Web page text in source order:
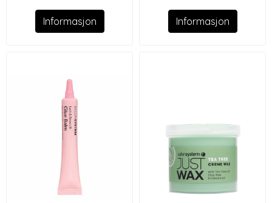
Informasjon Informasjon